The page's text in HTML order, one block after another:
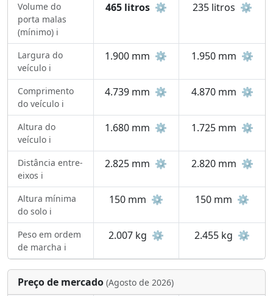
Volume do
porta malas
(mínimo) ℹ️
465 litros ⚙️ 235 litros ⚙️
Largura do
veículo ℹ️
1.900 mm ⚙️ 1.950 mm ⚙️
Comprimento
do veículo ℹ️
4.739 mm ⚙️ 4.870 mm ⚙️
Altura do
veículo ℹ️
1.680 mm ⚙️ 1.725 mm ⚙️
Distância entre-
eixos ℹ️
2.825 mm ⚙️ 2.820 mm ⚙️
Altura mínima
do solo ℹ️
150 mm ⚙️ 150 mm ⚙️
Peso em ordem
de marcha ℹ️
2.007 kg ⚙️ 2.455 kg ⚙️
Preço de mercado (Agosto de 2026)